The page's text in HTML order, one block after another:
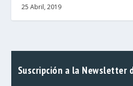
25 Abril, 2019
Suscripción a la Newsletter